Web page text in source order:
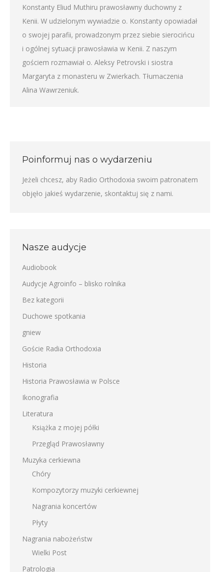
Konstanty Eliud Muthiru prawosławny duchowny z
Kenii. W udzielonym wywiadzie o. Konstanty opowiadał
o swojej parafii, prowadzonym przez siebie sierocińcu
i ogólnej sytuacji prawosławia w Kenii. Z naszym
gościem rozmawiał o. Aleksy Petrovski i siostra
Margaryta z monasteru w Zwierkach. Tłumaczenia
Alina Wawrzeniuk.
Poinformuj nas o wydarzeniu
Jeżeli chcesz, aby Radio Orthodoxia swoim patronatem
objęło jakieś wydarzenie, skontaktuj się z nami.
Nasze audycje
Audiobook
Audycje Agroinfo – blisko rolnika
Bez kategorii
Duchowe spotkania
gniew
Goście Radia Orthodoxia
Historia
Historia Prawosławia w Polsce
Ikonografia
Literatura
Książka z mojej półki
Przegląd Prawosławny
Muzyka cerkiewna
Chóry
Kompozytorzy muzyki cerkiewnej
Nagrania koncertów
Płyty
Nagrania nabożeństw
Wielki Post
Patrologia